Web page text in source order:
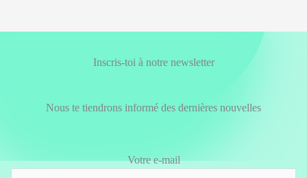
Inscris-toi à notre newsletter
Nous te tiendrons informé des dernières nouvelles
Votre e-mail